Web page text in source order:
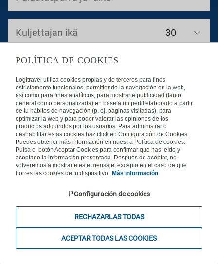
Äkkilähdöt
Autot
Karibia
Rantahotellit
Kuljettajan ikä
Puhelinpalvelu
09 31 579 401
Maanantaista perjantaihin klo 10.00-16.00. La ja pyhäpäivät suljettu.
Travelsteps Oy, rekisteröity matkatoimisto Y-tunnus 2559611-1, KuVi
2843/13/U - Kaikki oikeudet pidätetään.
POLÍTICA DE COOKIES
Logitravel utiliza cookies propias y de terceros para fines
estrictamente funcionales, permitiendo la navegación en la web,
así como para fines analíticos, para mostrarte publicidad (tanto
general como personalizada) en base a un perfil elaborado a partir
de tu hábitos de navegación (p. ej. páginas visitadas), para
optimizar la web y para poder valorar las opiniones de los
productos adquiridos por los usuarios. Para administrar o
deshabilitar estas cookies haz click en Configuración de Cookies.
Puedes obtener más información en nuestra Política de cookies.
Pulsa el botón Aceptar Cookies para confirmar que has leído y
aceptado la información presentada. Después de aceptar, no
volveremos a mostrarte este mensaje, excepto en el caso de que
borres las cookies de tu dispositivo. Más información
Configuración de cookies
RECHAZARLAS TODAS
ACEPTAR TODAS LAS COOKIES